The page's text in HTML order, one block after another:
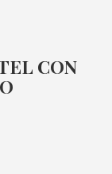
CON